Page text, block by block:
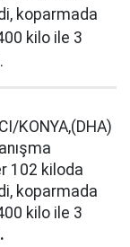
koparmada
kilo ile 3
KONYA,(DHA)
102 kiloda
koparmada
kilo ile 3
.